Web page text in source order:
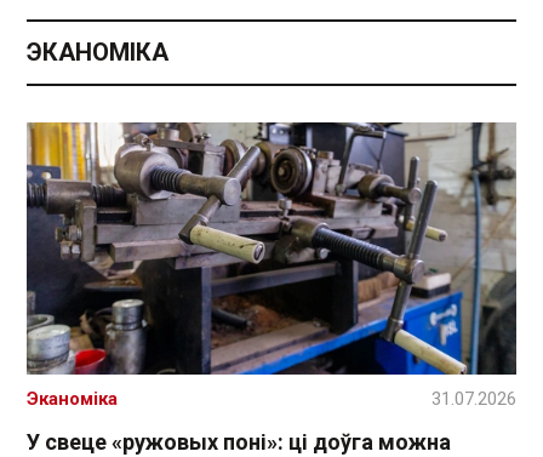
ЭКАНОМІКА
У свеце «ружовых поні»: ці доўга можна
Эканоміка 31.07.2026